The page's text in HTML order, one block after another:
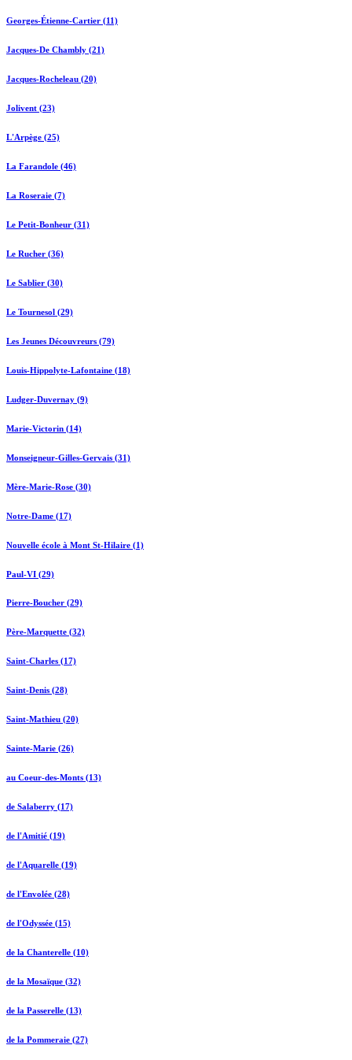
Georges-Étienne-Cartier (11)
Jacques-De Chambly (21)
Jacques-Rocheleau (20)
Jolivent (23)
L'Arpège (25)
La Farandole (46)
La Roseraie (7)
Le Petit-Bonheur (31)
Le Rucher (36)
Le Sablier (30)
Le Tournesol (29)
Les Jeunes Découvreurs (79)
Louis-Hippolyte-Lafontaine (18)
Ludger-Duvernay (9)
Marie-Victorin (14)
Monseigneur-Gilles-Gervais (31)
Mère-Marie-Rose (30)
Notre-Dame (17)
Nouvelle école à Mont St-Hilaire (1)
Paul-VI (29)
Pierre-Boucher (29)
Père-Marquette (32)
Saint-Charles (17)
Saint-Denis (28)
Saint-Mathieu (20)
Sainte-Marie (26)
au Coeur-des-Monts (13)
de Salaberry (17)
de l'Amitié (19)
de l'Aquarelle (19)
de l'Envolée (28)
de l'Odyssée (15)
de la Chanterelle (10)
de la Mosaïque (32)
de la Passerelle (13)
de la Pommeraie (27)